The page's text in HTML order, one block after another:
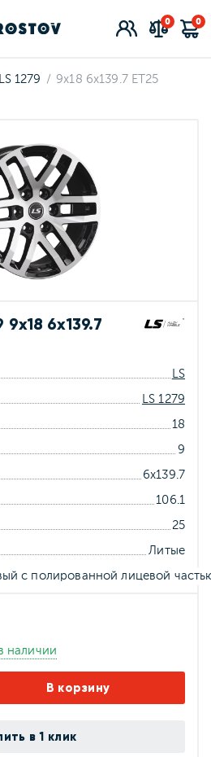
0 0
LS 1279
9x18 6x139.7 ET25
9x18 6x139.7
LS
LS 1279
18
9
6x139.7
106.1
25
Литые
с полированной лицевой
наличии
В корзину
в 1 клик